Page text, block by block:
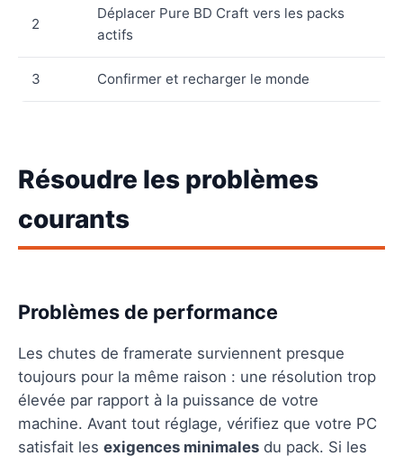
2
Déplacer Pure BD Craft vers les packs
actifs
3 Confirmer et recharger le monde
Résoudre les problèmes
courants
Problèmes de performance
Les chutes de framerate surviennent presque
toujours pour la même raison : une résolution trop
élevée par rapport à la puissance de votre
machine. Avant tout réglage, vérifiez que votre PC
satisfait les exigences minimales du pack. Si les